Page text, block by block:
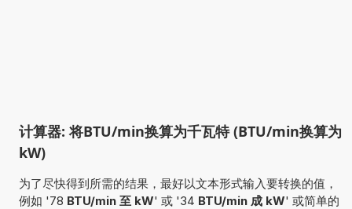
计算器: 将BTU/min换算为千瓦特 (BTU/min换算为
kW)
为了尽快得到所需的结果，最好以文本形式输入要转换的值，
例如 '78 BTU/min 至 kW' 或 '34 BTU/min 成 kW' 或简单的